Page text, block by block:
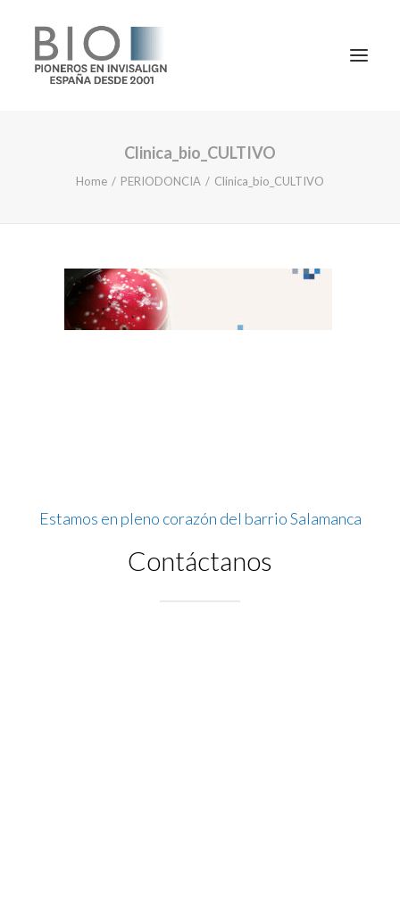
TRATAMIENTOS
DOCTORES
LA CLÍNICA
1ª CONSULTA GRATIS
Clinica_bio_CULTIVO
Home PERIODONCIA Clinica_bio_CULTIVO
Estamos en pleno corazón del barrio Salamanca
Contáctanos